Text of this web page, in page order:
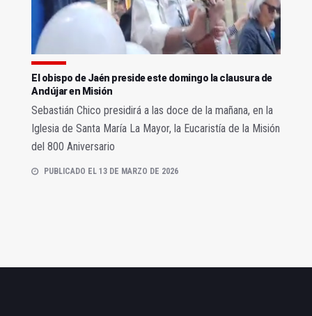
El obispo de Jaén preside este domingo la clausura de
Andújar en Misión
Sebastián Chico presidirá a las doce de la mañana, en la
Iglesia de Santa María La Mayor, la Eucaristía de la Misión
del 800 Aniversario
PUBLICADO EL 13 DE MARZO DE 2026